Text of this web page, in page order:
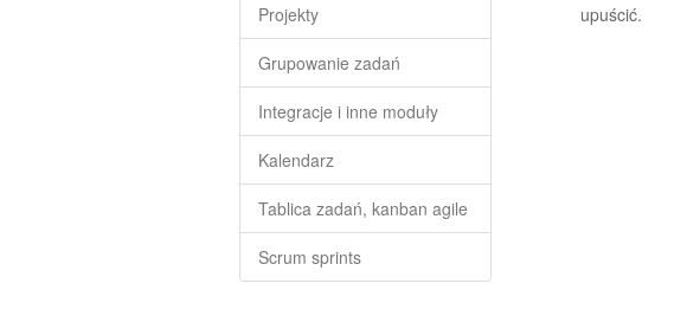
Projekty
Grupowanie zadań
Integracje i inne moduły
Kalendarz
Tablica zadań, kanban agile
Scrum sprints
upuścić.